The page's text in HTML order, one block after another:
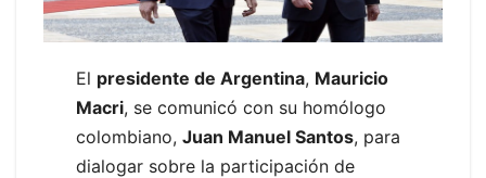
El presidente de Argentina, Mauricio
Macri, se comunicó con su homólogo
colombiano, Juan Manuel Santos, para
dialogar sobre la participación de